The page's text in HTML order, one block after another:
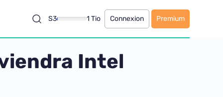
S3 1 Tio Connexion Premium
Intel